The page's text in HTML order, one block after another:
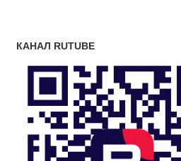
КАНАЛ RUTUBE